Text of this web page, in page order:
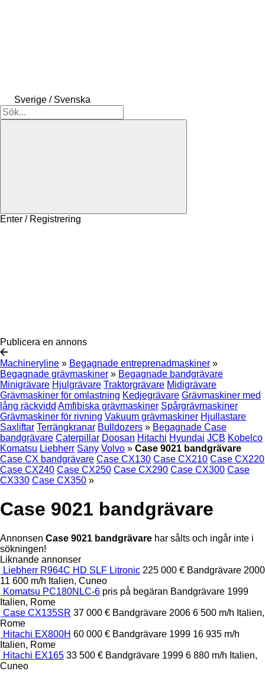
Sverige / Svenska
Enter / Registrering
Publicera en annons
Machineryline » Begagnade entreprenadmaskiner »
Begagnade grävmaskiner » Begagnade bandgrävare
Minigrävare Hjulgrävare Traktorgrävare Midigrävare
Grävmaskiner för omlastning Kedjegrävare Grävmaskiner med
lång räckvidd Amfibiska grävmaskiner Spårgrävmaskiner
Grävmaskiner för rivning Vakuum grävmaskiner Hjullastare
Saxliftar Terrängkranar Bulldozers » Begagnade Case
bandgrävare Caterpillar Doosan Hitachi Hyundai JCB Kobelco
Komatsu Liebherr Sany Volvo » Case 9021 bandgrävare
Case CX bandgrävare Case CX130 Case CX210 Case CX220
Case CX240 Case CX250 Case CX290 Case CX300 Case
CX330 Case CX350 »
Case 9021 bandgrävare
Annonsen Case 9021 bandgrävare har sålts och ingår inte i
sökningen!
Liknande annonser
Liebherr R964C HD SLF Litronic 225 000 € Bandgrävare 2000
11 600 m/h Italien, Cuneo
Komatsu PC180NLC-6 pris på begäran Bandgrävare 1999
Italien, Rome
Case CX135SR 37 000 € Bandgrävare 2006 6 500 m/h Italien,
Rome
Hitachi EX800H 60 000 € Bandgrävare 1999 16 935 m/h
Italien, Rome
Hitachi EX165 33 500 € Bandgrävare 1999 6 880 m/h Italien,
Cuneo